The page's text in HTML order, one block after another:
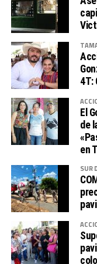
últimos días»,
Destacó que, estas
alrededor de 250
por interrupción del
registradas en
puntos del estado,
la SEDENER han
brindado el
y el
energía eléctrica.
Precisó que esta
afectados, ya que,
reportan una misma
interrupción del
El secretario
reunión nacional en
instalaciones de la
4T:
El
de
en
SUR